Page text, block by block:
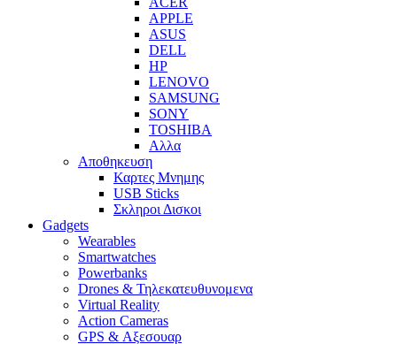
APPLE
ASUS
DELL
HP
LENOVO
SAMSUNG
SONY
TOSHIBA
Αλλα
Αποθηκευση
Καρτες Μνημης
USB Sticks
Σκληροι Δισκοι
Gadgets
Wearables
Smartwatches
Powerbanks
Drones & Τηλεκατευθυνομενα
Virtual Reality
Action Cameras
GPS & Αξεσουαρ